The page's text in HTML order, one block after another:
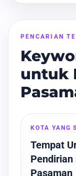
PENCARIAN
untuk
KOTA YANG
Tempat
Pendirian
Pasaman